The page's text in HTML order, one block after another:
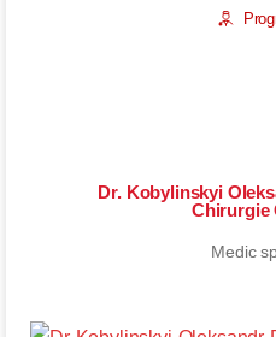
Dr. Kobylinskyi
Chirurgie
Medic